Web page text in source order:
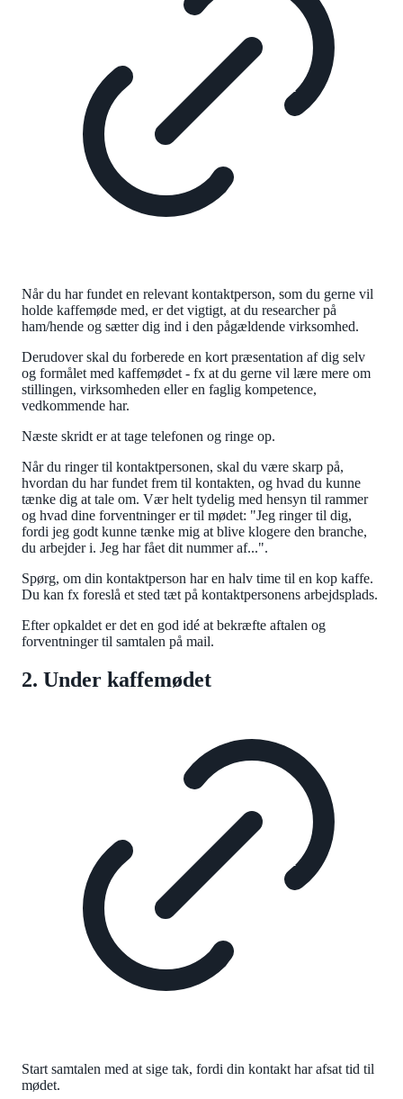
Når du har fundet en relevant kontaktperson, som du gerne vil
holde kaffemøde med, er det vigtigt, at du researcher på
ham/hende og sætter dig ind i den pågældende virksomhed.
Derudover skal du forberede en kort præsentation af dig selv
og formålet med kaffemødet - fx at du gerne vil lære mere om
stillingen, virksomheden eller en faglig kompetence,
vedkommende har.
Næste skridt er at tage telefonen og ringe op.
Når du ringer til kontaktpersonen, skal du være skarp på,
hvordan du har fundet frem til kontakten, og hvad du kunne
tænke dig at tale om. Vær helt tydelig med hensyn til rammer
og hvad dine forventninger er til mødet: "Jeg ringer til dig,
fordi jeg godt kunne tænke mig at blive klogere den branche,
du arbejder i. Jeg har fået dit nummer af...".
Spørg, om din kontaktperson har en halv time til en kop kaffe.
Du kan fx foreslå et sted tæt på kontaktpersonens arbejdsplads.
Efter opkaldet er det en god idé at bekræfte aftalen og
forventninger til samtalen på mail.
2. Under kaffemødet
Start samtalen med at sige tak, fordi din kontakt har afsat tid til
mødet.